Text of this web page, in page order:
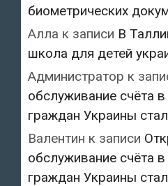
биометрических
Алла к записи В
школа для детей
Администратор к
обслуживание счёта
граждан Украины
Валентин к записи
обслуживание счёта
граждан Украины